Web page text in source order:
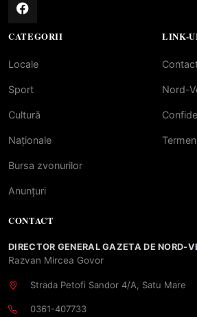
CATEGORII
Locale
Sport
Cultură
Naționale
Bursa zvonurilor
Anunțuri
LINK-
Nord-
CONTACT
DIRECTOR GENERAL GAZETA DE NORD-
Razvan Mircea Govor
Strada Petofi Sandor 4/A, Satu Mare
0361-407733